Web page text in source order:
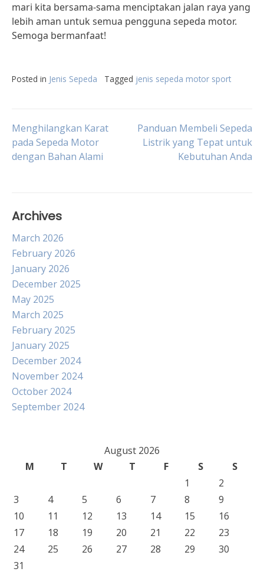
mari kita bersama-sama menciptakan jalan raya yang
lebih aman untuk semua pengguna sepeda motor.
Semoga bermanfaat!
Posted in Jenis Sepeda Tagged jenis sepeda motor sport
Post
navigation
Menghilangkan Karat
pada Sepeda Motor
dengan Bahan Alami
Panduan Membeli Sepeda
Listrik yang Tepat untuk
Kebutuhan Anda
Archives
March 2026
February 2026
January 2026
December 2025
May 2025
March 2025
February 2025
January 2025
December 2024
November 2024
October 2024
September 2024
August 2026
M
T W T F S
S
1
2
3
4 5 6 7 8
9
10
11 12 13 14 15
16
17
18 19 20 21 22
23
24
25 26 27 28 29
30
31